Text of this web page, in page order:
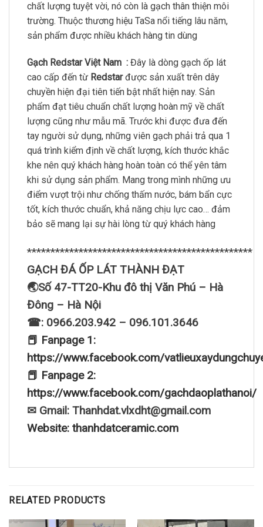
chất lượng tuyệt vời, nó còn là gạch thân thiện môi
trường. Thuộc thương hiệu TaSa nổi tiếng lâu năm,
sản phẩm được nhiều khách hàng tin dùng
Gạch Redstar Việt Nam : Đây là dòng gạch ốp lát
cao cấp đến từ Redstarđược sản xuất trên dây
chuyền hiện đại tiên tiến bật nhất hiện nay. Sản
phẩm đạt tiêu chuẩn chất lượng hoàn mỹ về chất
lượng cũng như mẫu mã. Trước khi được đưa đến
tay người sử dụng, những viên gạch phải trả qua 1
quá trình kiểm định về chất lượng, kích thước khắc
khe nên quý khách hàng hoàn toàn có thể yên tâm
khi sử dụng sản phẩm. Mang trong mình những ưu
điểm vượt trội như chống thấm nước, bám bẩn cực
tốt, kích thước chuẩn, khả năng chịu lực cao… đảm
bảo sẽ mang lại sự hài lòng từ quý khách hàng
************************************************
GẠCH ĐÁ ỐP LÁT THÀNH ĐẠT
🌏Số 47-TT20-Khu đô thị Văn Phú – Hà
Đông – Hà Nội
☎: 0966.203.942 – 096.101.3646
📕 Fanpage 1:
https://www.facebook.com/
📕 Fanpage 2:
https://www.facebook.com/gachdaoplathanoi/
✉ Gmail: Thanhdat.vlxdht@gmail.com
Website: thanhdatceramic.com
RELATED PRODUCTS